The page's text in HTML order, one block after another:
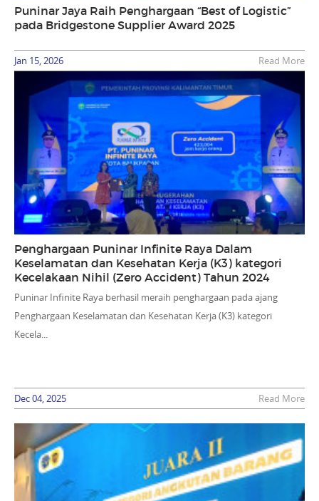
Puninar Jaya Raih Penghargaan “Best of Logistic”
pada Bridgestone Supplier Award 2025
Jan 15, 2026 Read More
Penghargaan Puninar Infinite Raya Dalam
Keselamatan dan Kesehatan Kerja (K3) kategori
Kecelakaan Nihil (Zero Accident) Tahun 2024
Puninar Infinite Raya berhasil meraih penghargaan pada ajang
Penghargaan Keselamatan dan Kesehatan Kerja (K3) kategori
Kecela...
Dec 04, 2025 Read More